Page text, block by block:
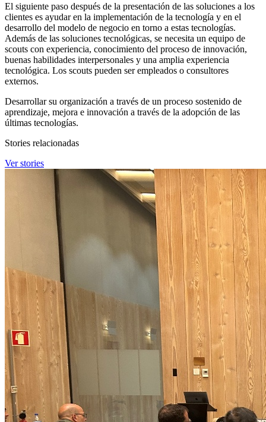
El siguiente paso después de la presentación de las soluciones a los
clientes es ayudar en la implementación de la tecnología y en el
desarrollo del modelo de negocio en torno a estas tecnologías.
Además de las soluciones tecnológicas, se necesita un equipo de
scouts con experiencia, conocimiento del proceso de innovación,
buenas habilidades interpersonales y una amplia experiencia
tecnológica. Los scouts pueden ser empleados o consultores
externos.
Desarrollar su organización a través de un proceso sostenido de
aprendizaje, mejora e innovación a través de la adopción de las
últimas tecnologías.
Stories relacionadas
Ver stories